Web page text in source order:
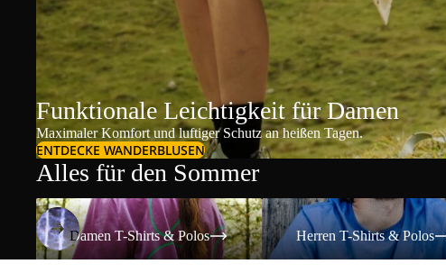
Funktionale Leichtigkeit für Damen
Maximaler Komfort und luftiger Schutz an heißen Tagen.
ENTDECKE WANDERBLUSEN
Alles für den Sommer
Damen T-Shirts & Polos
Damen T-Shirts & Polos
Herren T-Shirts & Polos
Herren T-Shirts & Polos